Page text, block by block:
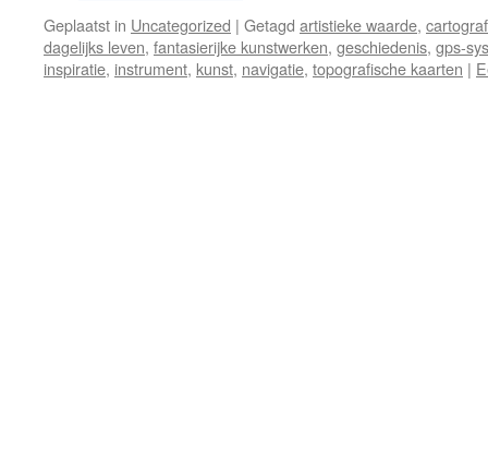
Geplaatst in Uncategorized | Getagd artistieke waarde,
dagelijks leven, fantasierijke kunstwerken, geschiedenis, gps-
inspiratie, instrument, kunst, navigatie, topografische kaarten |